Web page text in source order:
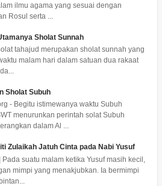
ilmu agama yang sesuai dengan
Rosul serta ...
Sholat Sunnah
tahajud merupakan sholat sunnah yang
malam hari dalam satuan dua rakaat
Sholat Subuh
- Begitu istimewanya waktu Subuh
menurunkan perintah solat Subuh
dalam Al ...
Zulaikah Jatuh Cinta pada Nabi Yusuf
Pada suatu malam ketika Yusuf masih kecil,
mimpi yang menakjubkan. Ia bermimpi